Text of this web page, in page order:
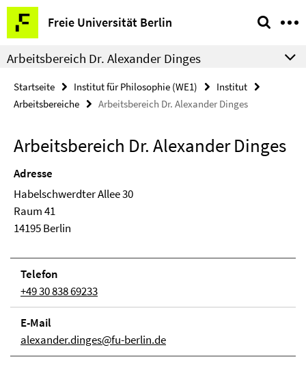
Springe
direkt
zu
Inhalt
Freie Universität Berlin
Service-
Navigation
Arbeitsbereich Dr. Alexander Dinges
Startseite Institut für Philosophie (WE1)
Institut
Arbeitsbereiche
Arbeitsbereich Dr. Alexander Dinges
Arbeitsbereich Dr. Alexander Dinges
Adresse
Habelschwerdter Allee 30
Raum 41
14195 Berlin
Telefon
+49 30 838 69233
E-Mail
alexander.dinges@fu-berlin.de